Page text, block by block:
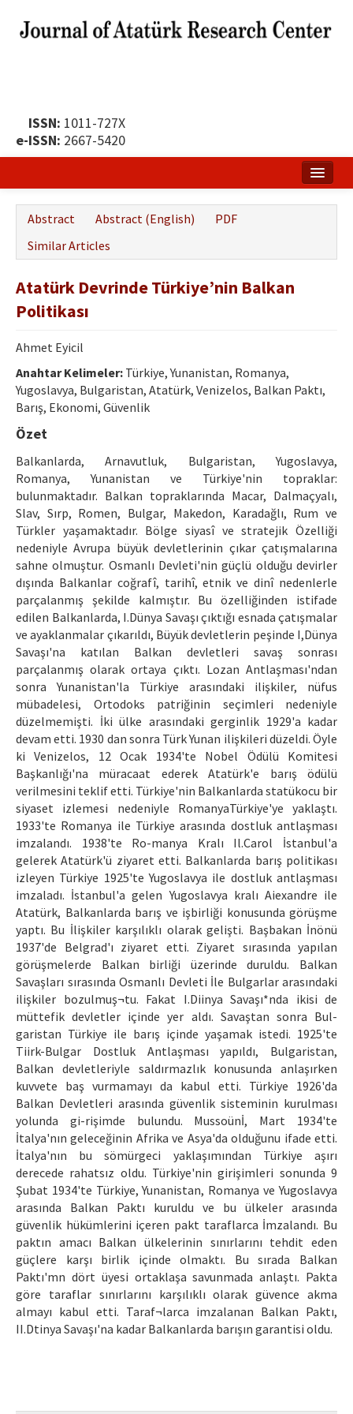
ISSN: 1011-727X
e-ISSN: 2667-5420
Publication Policy
Boards of the Journal
Ethical Principles
Author's Guide
Refereeing Guide
Abstract Abstract (English)
PDF
Similar Articles
Atatürk Devrinde Türkiye’nin Balkan
Politikası
Ahmet Eyicil
Anahtar Kelimeler: Türkiye, Yunanistan, Romanya,
Yugoslavya, Bulgaristan, Atatürk, Venizelos, Balkan Paktı,
Barış, Ekonomi, Güvenlik
Özet
Balkanlarda, Arnavutluk, Bulgaristan, Yugoslavya,
Romanya, Yunanistan ve Türkiye'nin topraklar:
bulunmaktadır. Balkan topraklarında Macar, Dalmaçyalı,
Slav, Sırp, Romen, Bulgar, Makedon, Karadağlı, Rum ve
Türkler yaşamaktadır. Bölge siyasî ve stratejik Özelliği
nedeniyle Avrupa büyük devletlerinin çıkar çatışmalarına
sahne olmuştur. Osmanlı Devleti'nin güçlü olduğu devirler
dışında Balkanlar coğrafî, tarihî, etnik ve dinî nedenlerle
parçalanmış şekilde kalmıştır. Bu özelliğinden istifade
edilen Balkanlarda, I.Dünya Savaşı çıktığı esnada çatışmalar
ve ayaklanmalar çıkarıldı, Büyük devletlerin peşinde I,Dünya
Savaşı'na katılan Balkan devletleri savaş sonrası
parçalanmış olarak ortaya çıktı. Lozan Antlaşması'ndan
sonra Yunanistan'la Türkiye arasındaki ilişkiler, nüfus
mübadelesi, Ortodoks patriğinin seçimleri nedeniyle
düzelmemişti. İki ülke arasındaki gerginlik 1929'a kadar
devam etti. 1930 dan sonra Türk Yunan ilişkileri düzeldi. Öyle
ki Venizelos, 12 Ocak 1934'te Nobel Ödülü Komitesi
Başkanlığı'na müracaat ederek Atatürk'e barış ödülü
verilmesini teklif etti. Türkiye'nin Balkanlarda statükocu bir
siyaset izlemesi nedeniyle RomanyaTürkiye'ye yaklaştı.
1933'te Romanya ile Türkiye arasında dostluk antlaşması
imzalandı. 1938'te Ro-manya Kralı Il.Carol İstanbul'a
gelerek Atatürk'ü ziyaret etti. Balkanlarda barış politikası
izleyen Türkiye 1925'te Yugoslavya ile dostluk antlaşması
imzaladı. İstanbul'a gelen Yugoslavya kralı Aiexandre ile
Atatürk, Balkanlarda barış ve işbirliği konusunda görüşme
yaptı. Bu İlişkiler karşılıklı olarak gelişti. Başbakan İnönü
1937'de Belgrad'ı ziyaret etti. Ziyaret sırasında yapılan
görüşmelerde Balkan birliği üzerinde duruldu. Balkan
Savaşları sırasında Osmanlı Devleti İle Bulgarlar arasındaki
ilişkiler bozulmuş¬tu. Fakat I.Diinya Savaşı*nda ikisi de
müttefik devletler içinde yer aldı. Savaştan sonra Bul-
garistan Türkiye ile barış içinde yaşamak istedi. 1925'te
Tiirk-Bulgar Dostluk Antlaşması yapıldı, Bulgaristan,
Balkan devletleriyle saldırmazlık konusunda anlaşırken
kuvvete baş vurmamayı da kabul etti. Türkiye 1926'da
Balkan Devletleri arasında güvenlik sisteminin kurulması
yolunda gi-rişimde bulundu. Mussoünİ, Mart 1934'te
İtalya'nın geleceğinin Afrika ve Asya'da olduğunu ifade etti.
İtalya'nın bu sömürgeci yaklaşımından Türkiye aşırı
derecede rahatsız oldu. Türkiye'nin girişimleri sonunda 9
Şubat 1934'te Türkiye, Yunanistan, Romanya ve Yugoslavya
arasında Balkan Paktı kuruldu ve bu ülkeler arasında
güvenlik hükümlerini içeren pakt taraflarca İmzalandı. Bu
paktın amacı Balkan ülkelerinin sınırlarını tehdit eden
güçlere karşı birlik içinde olmaktı. Bu sırada Balkan
Paktı'mn dört üyesi ortaklaşa savunmada anlaştı. Pakta
göre taraflar sınırlarını karşılıklı olarak güvence akma
almayı kabul etti. Taraf¬larca imzalanan Balkan Paktı,
II.Dtinya Savaşı'na kadar Balkanlarda barışın garantisi oldu.